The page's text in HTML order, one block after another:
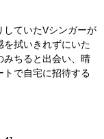
していたVシンガーが
を拭いきれずにいた
みちると出会い、晴
トで自宅に招待する